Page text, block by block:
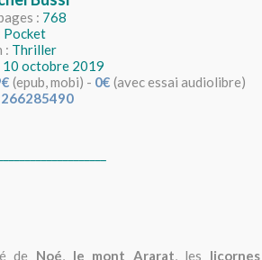
: 768
Pocket
: Thriller
10 octobre 2019
(epub, mobi) - 0€ (avec essai audiolibre)
de Noé, le mont Ararat, les licornes